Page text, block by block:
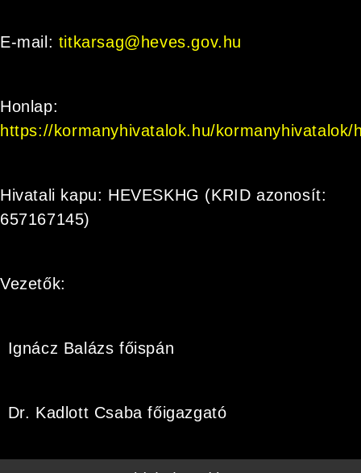
E-mail: titkarsag@heves.gov.hu
Honlap:
https://kormanyhivatalok.hu/kormanyhivatalok/
Hivatali kapu: HEVESKHG (KRID azonosít:
657167145)
Vezetők:
Ignácz Balázs főispán
Dr. Kadlott Csaba főigazgató